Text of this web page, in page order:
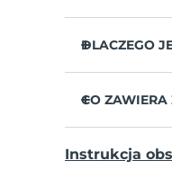
DLACZEGO
o 126 % w 2
czerwonym
CO ZAWIERA
7 x Make My
Instrukcja